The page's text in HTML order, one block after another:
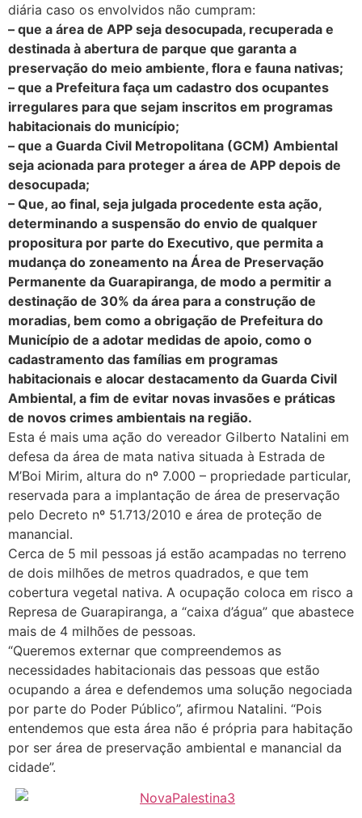
diária caso os envolvidos não cumpram:
– que a área de APP seja desocupada, recuperada e
destinada à abertura de parque que garanta a
preservação do meio ambiente, flora e fauna nativas;
– que a Prefeitura faça um cadastro dos ocupantes
irregulares para que sejam inscritos em programas
habitacionais do município;
– que a Guarda Civil Metropolitana (GCM) Ambiental
seja acionada para proteger a área de APP depois de
desocupada;
– Que, ao final, seja julgada procedente esta ação,
determinando a suspensão do envio de qualquer
propositura por parte do Executivo, que permita a
mudança do zoneamento na Área de Preservação
Permanente da Guarapiranga, de modo a permitir a
destinação de 30% da área para a construção de
moradias, bem como a obrigação de Prefeitura do
Município de a adotar medidas de apoio, como o
cadastramento das famílias em programas
habitacionais e alocar destacamento da Guarda Civil
Ambiental, a fim de evitar novas invasões e práticas
de novos crimes ambientais na região.
Esta é mais uma ação do vereador Gilberto Natalini em
defesa da área de mata nativa situada à Estrada de
M’Boi Mirim, altura do nº 7.000 – propriedade particular,
reservada para a implantação de área de preservação
pelo Decreto nº 51.713/2010 e área de proteção de
manancial.
Cerca de 5 mil pessoas já estão acampadas no terreno
de dois milhões de metros quadrados, e que tem
cobertura vegetal nativa. A ocupação coloca em risco a
Represa de Guarapiranga, a “caixa d’água” que abastece
mais de 4 milhões de pessoas.
“Queremos externar que compreendemos as
necessidades habitacionais das pessoas que estão
ocupando a área e defendemos uma solução negociada
por parte do Poder Público”, afirmou Natalini. “Pois
entendemos que esta área não é própria para habitação
por ser área de preservação ambiental e manancial da
cidade”.